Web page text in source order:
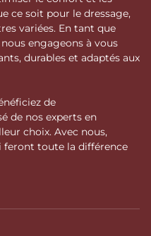
ce soit pour le dressage,
variées. En tant que
engageons à vous
durables et adaptés aux
de
de nos experts en
choix. Avec nous,
feront toute la différence